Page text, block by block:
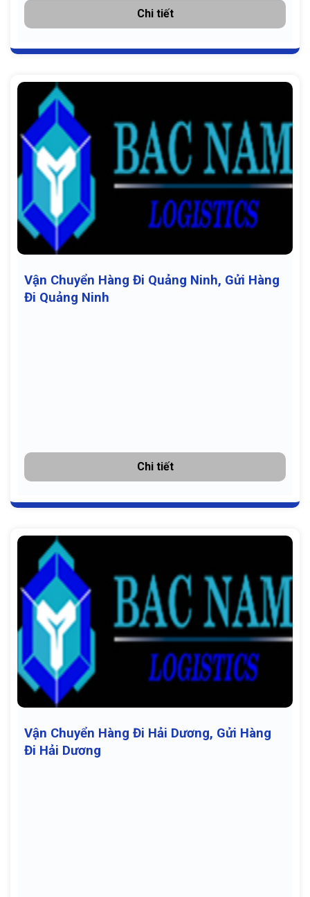
Chi tiết
Vận Chuyển Hàng Đi Quảng Ninh, Gửi Hàng
Đi Quảng Ninh
Chi tiết
Vận Chuyển Hàng Đi Hải Dương, Gửi Hàng
Đi Hải Dương